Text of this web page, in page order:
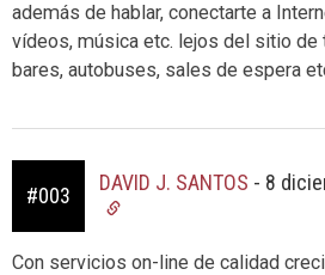
además de hablar, conectarte a
vídeos, música etc. lejos del sitio de
bares, autobuses, sales de espera
#003
DAVID J. SANTOS - 8
Con servicios on-line de calidad